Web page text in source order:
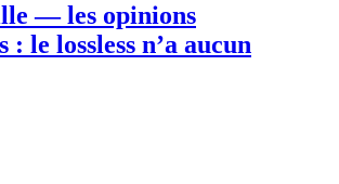
— les opinions
le lossless n’a aucun